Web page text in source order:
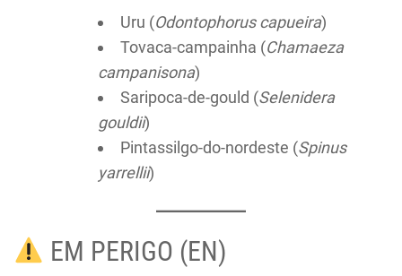
Uru (Odontophorus capueira)
Tovaca-campainha (Chamaeza
campanisona)
Saripoca-de-gould (Selenidera
gouldii)
Pintassilgo-do-nordeste (Spinus
yarrellii)
EM PERIGO (EN)